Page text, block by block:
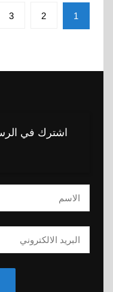
تعدد
صفحات
1
2
3
اشترك في